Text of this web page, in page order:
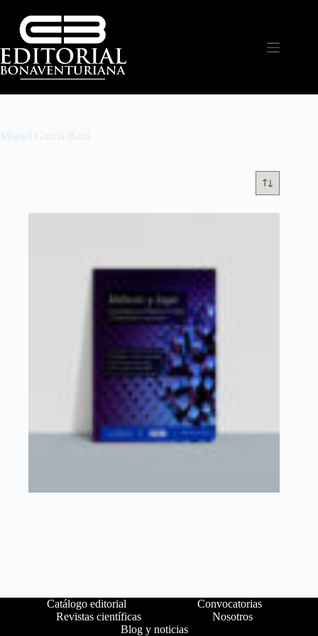
Miguel García-Baró
Catálogo editorial
Convocatorias
Revistas científicas
Nosotros
Blog y noticias